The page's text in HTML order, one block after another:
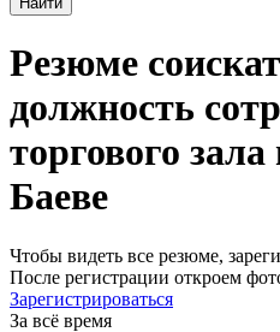
Резюме
должность
торгового
Баеве
Чтобы видеть все резюме,
После регистрации откроем
Зарегистрироваться
За всё время